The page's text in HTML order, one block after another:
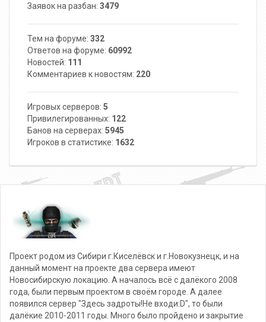
Заявок на разбан: 3479
Тем на форуме: 332
Ответов на форуме: 60992
Новостей: 111
Комментариев к новостям: 220
Игровых серверов: 5
Привилегированных: 122
Банов на серверах: 5945
Игроков в статистике: 1632
Проект родом из Сибири г.Киселёвск и г.Новокузнецк, и на
данный момент на проекте два сервера имеют
Новосибирскую локацию. А началось всё с далёкого 2008
года, были первым проектом в своём городе. А далее
появился сервер "Здесь задроты!Не входи:D", то были
далёкие 2010-2011 годы. Много было пройдено и закрытие